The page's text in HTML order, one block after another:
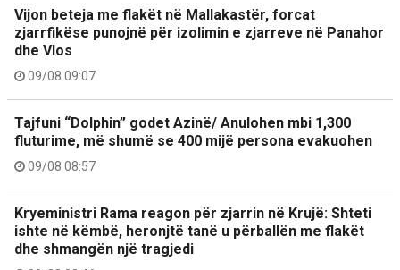
Vijon beteja me flakët në Mallakastër, forcat
zjarrfikëse punojnë për izolimin e zjarreve në Panahor
dhe Vlos
09/08 09:07
Tajfuni “Dolphin” godet Azinë/ Anulohen mbi 1,300
fluturime, më shumë se 400 mijë persona evakuohen
09/08 08:57
Kryeministri Rama reagon për zjarrin në Krujë: Shteti
ishte në këmbë, heronjtë tanë u përballën me flakët
dhe shmangën një tragjedi